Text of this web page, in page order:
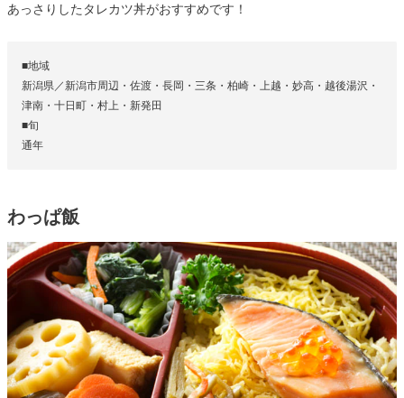
あっさりしたタレカツ丼がおすすめです！
■地域
新潟県／新潟市周辺・佐渡・長岡・三条・柏崎・上越・妙高・越後湯沢・
津南・十日町・村上・新発田
■旬
通年
わっぱ飯